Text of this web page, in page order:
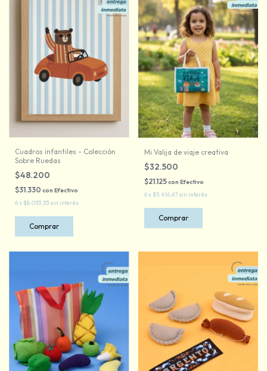
Cuadros infantiles - Colección
Sobre Ruedas
$48.200
$31.330 con Efectivo
6x $8.033,33 sin interés
Comprar
Mi Valija de viaje creativa
$32.500
$21.125con Efectivo
6x $5.416,67 sin interés